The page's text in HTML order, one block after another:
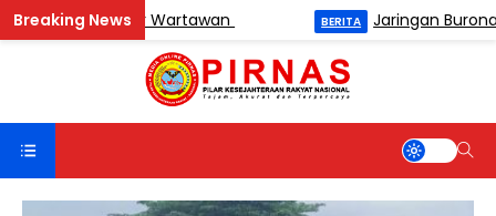
Catur Antar Wartawan Jaringan Buronan